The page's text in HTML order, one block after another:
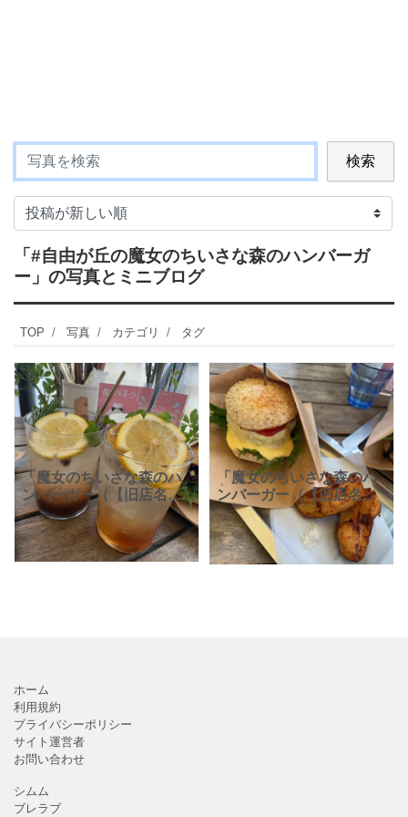
検索
「#自由が丘の魔女のちいさな森のハンバーガ
ー」 の写真とミニブログ
TOP 写真 カテゴリ タグ
「魔女のちいさな森のハ
ンバーガー（【旧店名】
自由が丘バーガー/本
店）」。自由が丘駅から
徒歩4分、「すずかけ通
り」の先にある、ハンバ
「魔女のちいさな森のハ
ンバーガー（【旧店名】
自由が丘バーガー 本
店）」。自由ヶ丘駅から
徒歩5分、おしゃれで四季
を感じられる屋上テラス
ホーム
利用規約
プライバシーポリシー
サイト運営者
お問い合わせ
シムム
ブレラブ